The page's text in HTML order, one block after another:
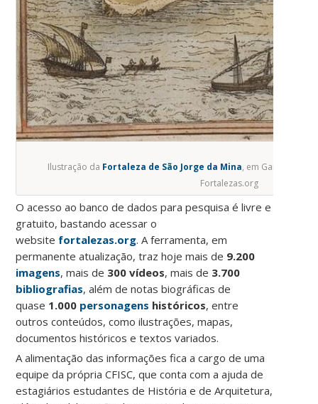
Ilustração da Fortaleza de São Jorge da Mina, em Gana,
Fortalezas.org
O acesso ao banco de dados para pesquisa é livre e
gratuito, bastando acessar o
website fortalezas.org. A ferramenta, em
permanente atualização, traz hoje mais de 9.200
imagens, mais de 300 vídeos, mais de 3.700
bibliografias, além de notas biográficas de
quase 1.000 personagens históricos, entre
outros conteúdos, como ilustrações, mapas,
documentos históricos e textos variados.
A alimentação das informações fica a cargo de uma
equipe da própria CFISC, que conta com a ajuda de
estagiários estudantes de História e de Arquitetura,